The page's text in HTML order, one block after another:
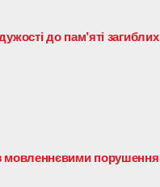
до пам’яті
мовленнєвими